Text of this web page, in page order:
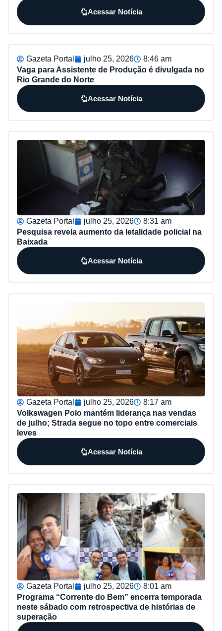
Acessar Notícia
Gazeta Portal julho 25, 2026
8:46 am
Vaga para Assistente de Produção é divulgada no
Rio Grande do Norte
Acessar Notícia
Gazeta Portal julho 25, 2026
8:31 am
Pesquisa revela aumento da letalidade policial na
Baixada
Acessar Notícia
Gazeta Portal julho 25, 2026
8:17 am
Volkswagen Polo mantém liderança nas vendas
de julho; Strada segue no topo entre comerciais
leves
Acessar Notícia
Gazeta Portal julho 25, 2026
8:01 am
Programa “Corrente do Bem” encerra temporada
neste sábado com retrospectiva de histórias de
superação